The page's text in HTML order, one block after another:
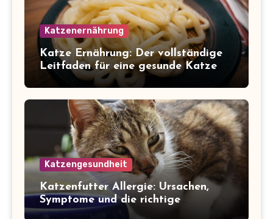
Katzenernährung
Katze Ernährung: Der vollständige
Leitfaden für eine gesunde Katze
Katzengesundheit
Katzenfutter Allergie: Ursachen,
Symptome und die richtige
Ernährung